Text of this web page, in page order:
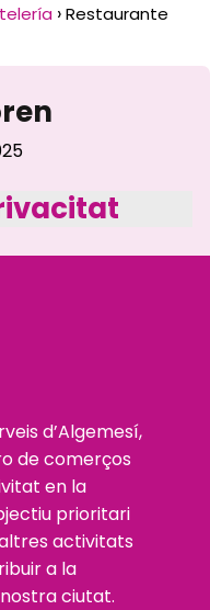
Restaurante
d’Algemesí,
de comerços
en la
prioritari
activitats
a la
ciutat.